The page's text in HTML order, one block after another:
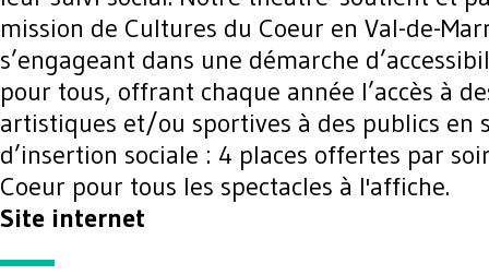
mission de Cultures du Coeur en Val-de-
s’engageant dans une démarche
pour tous, offrant chaque année l’accès à
artistiques et/ou sportives à des publics en
d’insertion sociale : 4 places offertes par
Coeur pour tous les spectacles à l'affiche.
Site internet